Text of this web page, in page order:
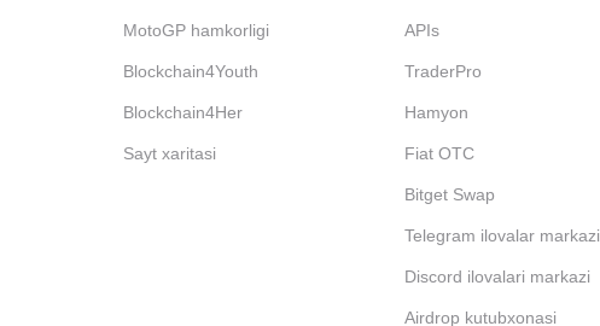
MotoGP hamkorligi
Blockchain4Youth
Blockchain4Her
Sayt xaritasi
APIs
TraderPro
Hamyon
Fiat OTC
Bitget Swap
Telegram ilovalar markazi
Discord ilovalari markazi
Airdrop kutubxonasi